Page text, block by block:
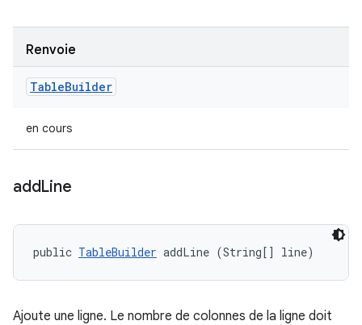
Renvoie
TableBuilder
en cours
addLine
public TableBuilder addLine (String[] line)
Ajoute une ligne. Le nombre de colonnes de la ligne doit